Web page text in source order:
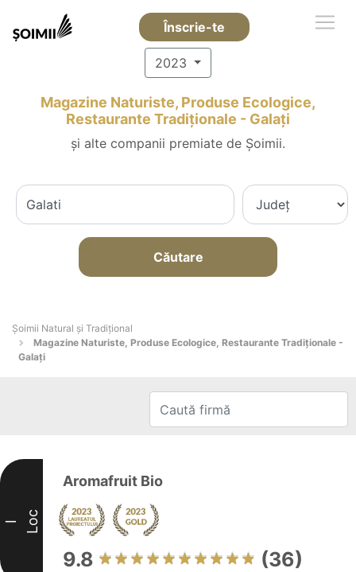
Înscrie-te
2023
Magazine Naturiste, Produse Ecologice,
Restaurante Tradiționale - Galaţi
și alte companii premiate de Șoimii.
Căutare
Șoimii Natural și Tradițional
Magazine Naturiste, Produse Ecologice, Restaurante Tradiționale -
Galaţi
I Loc
Aromafruit Bio
9.8 (36)